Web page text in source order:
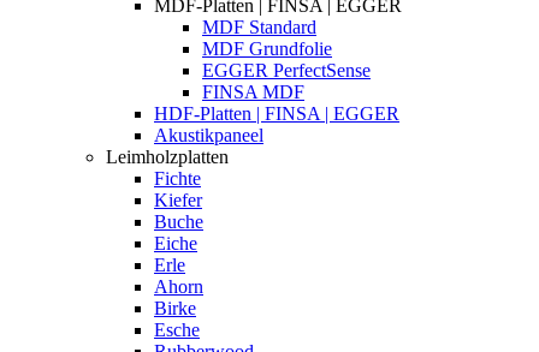
MDF-Platten | FINSA | EGGER
MDF Standard
MDF Grundfolie
EGGER PerfectSense
FINSA MDF
HDF-Platten | FINSA | EGGER
Akustikpaneel
Leimholzplatten
Fichte
Kiefer
Buche
Eiche
Erle
Ahorn
Birke
Esche